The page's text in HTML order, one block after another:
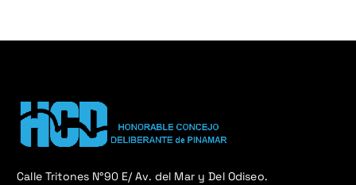
Calle Tritones N°90 E/ Av. del Mar y Del Odiseo.